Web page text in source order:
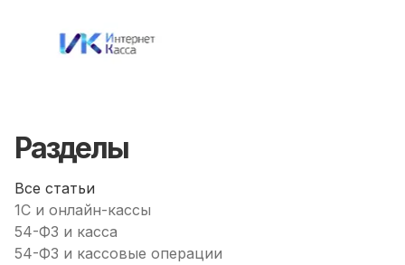
Разделы
Все статьи
1С и онлайн-кассы
54-ФЗ и касса
54-ФЗ и кассовые операции